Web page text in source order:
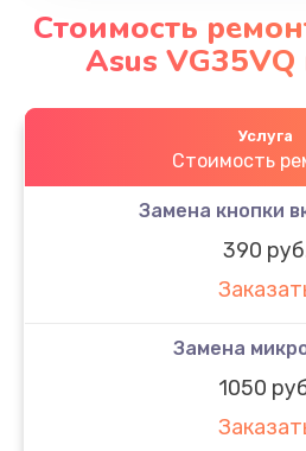
Стоимость
Asus
Услуга
Стоимость
Замена кнопки
390
Замена
1050